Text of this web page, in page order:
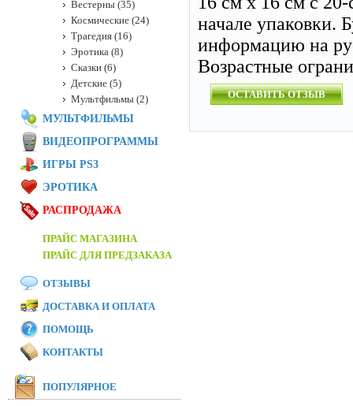
начале упаковки.
информацию на
Возрастные
ОСТАВИТЬ ОТЗЫВ
Вестерны (35)
Космические (24)
Трагедия (16)
Эротика (8)
Сказки (6)
Детские (5)
Мультфильмы (2)
МУЛЬТФИЛЬМЫ
ВИДЕОПРОГРАММЫ
ИГРЫ PS3
ЭРОТИКА
РАСПРОДАЖА
ПРАЙС МАГАЗИНА
ПРАЙС ДЛЯ ПРЕДЗАКАЗА
ОТЗЫВЫ
ДОСТАВКА И ОПЛАТА
ПОМОЩЬ
КОНТАКТЫ
ПОПУЛЯРНОЕ